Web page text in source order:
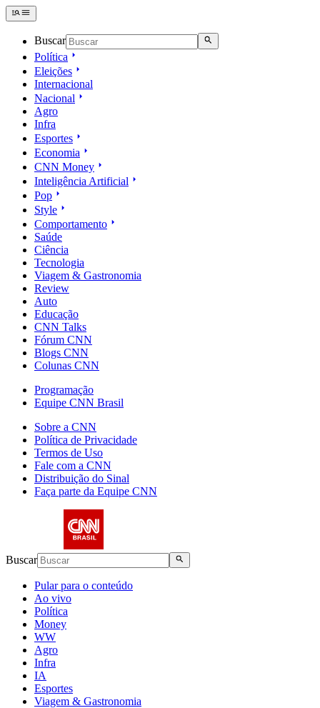
Buscar
Política
Eleições
Internacional
Nacional
Agro
Infra
Esportes
Economia
CNN Money
Inteligência Artificial
Pop
Style
Comportamento
Saúde
Ciência
Tecnologia
Viagem & Gastronomia
Review
Auto
Educação
CNN Talks
Fórum CNN
Blogs CNN
Colunas CNN
Programação
Equipe CNN Brasil
Sobre a CNN
Política de Privacidade
Termos de Uso
Fale com a CNN
Distribuição do Sinal
Faça parte da Equipe CNN
Buscar
Pular para o conteúdo
Ao vivo
Política
Money
WW
Agro
Infra
IA
Esportes
Viagem & Gastronomia